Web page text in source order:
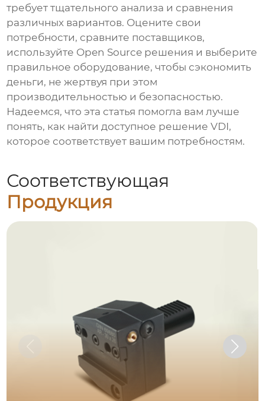
требует тщательного анализа и сравнения
различных вариантов. Оцените свои
потребности, сравните поставщиков,
используйте Open Source решения и выберите
правильное оборудование, чтобы сэкономить
деньги, не жертвуя при этом
производительностью и безопасностью.
Надеемся, что эта статья помогла вам лучше
понять, как найти доступное решениеVDI,
которое соответствует вашим потребностям.
Соответствующая
Продукция